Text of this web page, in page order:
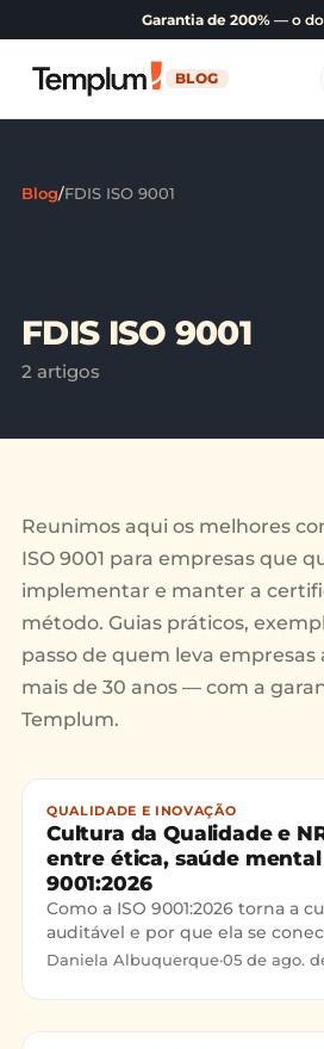
Garantia de 200% — o
BLOG
Blog/FDIS ISO 9001
FDIS ISO 9001
2 artigos
Reunimos aqui os melhores
ISO 9001 para empresas que
implementar e manter a
método. Guias práticos,
passo de quem leva
mais de 30 anos — com a
Templum.
QUALIDADE E INOVAÇÃO
Cultura da Qualidade e
entre ética, saúde mental
9001:2026
Como a ISO 9001:2026 torna a
auditável e por que ela se
riscos psicossociais. Metodologia
Daniela Albuquerque·05 de ago.